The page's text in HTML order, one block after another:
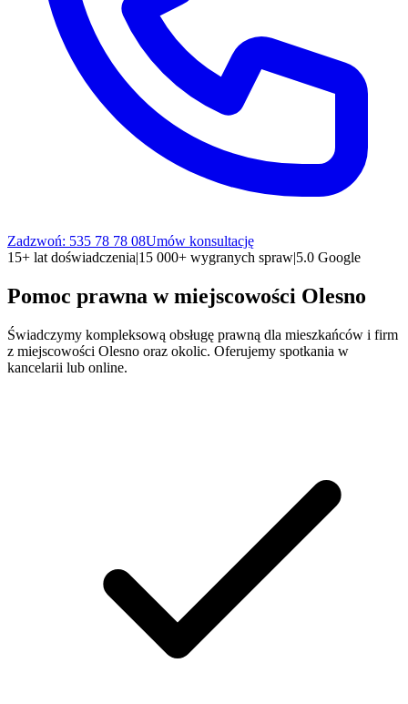
Zadzwoń: 535 78 78 08Umów konsultację
15+ lat doświadczenia|15 000+ wygranych spraw|5.0 Google
Pomoc prawna w miejscowości Olesno
Świadczymy kompleksową obsługę prawną dla mieszkańców i firm
z miejscowości Olesno oraz okolic. Oferujemy spotkania w
kancelarii lub online.